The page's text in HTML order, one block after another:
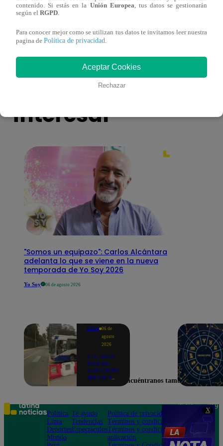
X
toma una difícil decisión por el futuro de
También te puede
interesar
"Somos un equipazo": Carlos Alcántara
adelanta lo que se viene en la nueva
temporada de Yo Soy 2026
Yo Soy 06 de agosto 2026
Lima 06 de
agosto
2026
ATU inicia
fase de
orientación
del carril
Azul en la
av.
Arequipa |
VIDEO
contenido. Si estás en la Unión Europea, tus datos se gestionarán
según el RGPD.
Para conocer mejor como se utilizan tus datos te invitamos leer nuestra
pagina de Política de privacidad.
Aceptar Cookies
Rechazar
Encuéntranos también en
Política
Lima
Deportes
Mundo
Te ayudo
Tendencias
Espectáculos
Política de privacidad
Términos y condiciones
Términos y condiciones
aplicación
Teléfono: 219
Av. San
Felipe 968
Jesús María